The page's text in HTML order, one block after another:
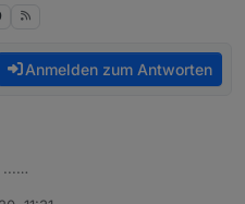
Anmelden zum Antworten